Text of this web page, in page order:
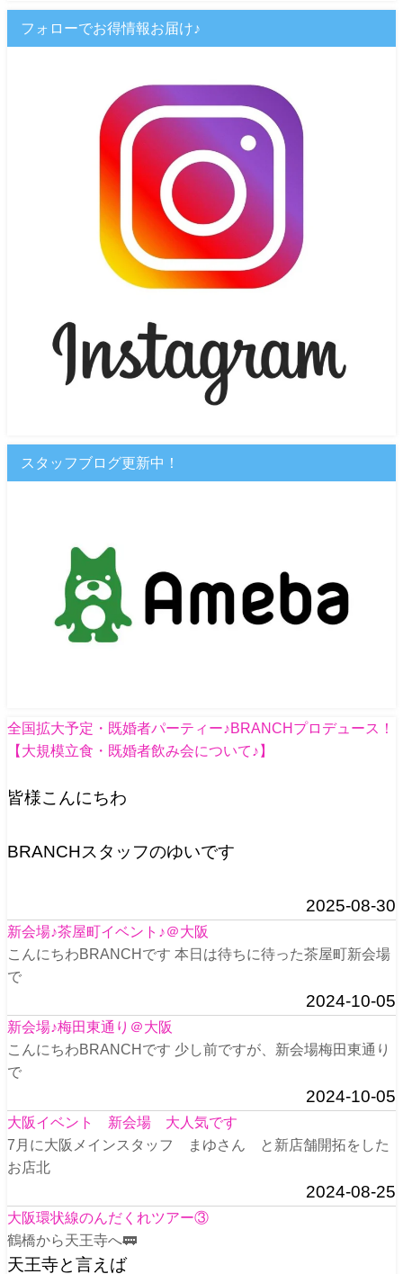
フォローでお得情報お届け♪
スタッフブログ更新中！
全国拡大予定・既婚者パーティー♪BRANCHプロデュース！
【大規模立食・既婚者飲み会について♪】
皆様こんにちわ
BRANCHスタッフのゆいです
2025-08-30
新会場♪茶屋町イベント♪＠大阪
こんにちわBRANCHです 本日は待ちに待った茶屋町新会場
で
2024-10-05
新会場♪梅田東通り＠大阪
こんにちわBRANCHです 少し前ですが、新会場梅田東通り
で
2024-10-05
大阪イベント 新会場 大人気です
7月に大阪メインスタッフ まゆさん と新店舗開拓をした
お店北
2024-08-25
大阪環状線のんだくれツアー③
鶴橋から天王寺へ🚃
天王寺と言えば